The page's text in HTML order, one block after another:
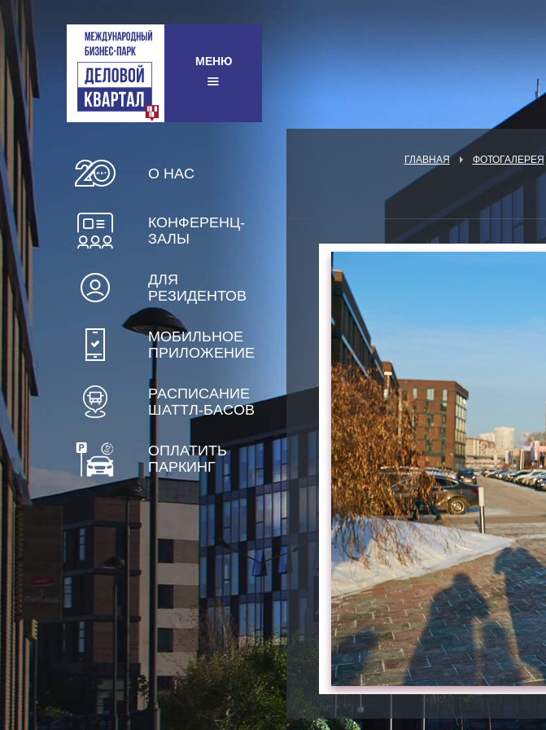
МЕНЮ
О НАС
КОНФЕРЕНЦ-
ЗАЛЫ
ДЛЯ
РЕЗИДЕНТОВ
МОБИЛЬНОЕ
ПРИЛОЖЕНИЕ
РАСПИСАНИЕ
ШАТТЛ-БАСОВ
ОПЛАТИТЬ
ПАРКИНГ
ГЛАВНАЯ ФОТОГАЛЕРЕЯ